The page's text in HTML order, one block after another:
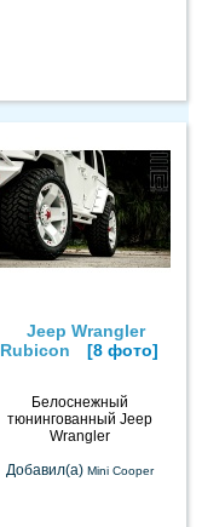
Jeep Wrangler
Rubicon
[8 фото]
Белоснежный
тюнингованный Jeep
Wrangler
Добавил(а) Mini Cooper